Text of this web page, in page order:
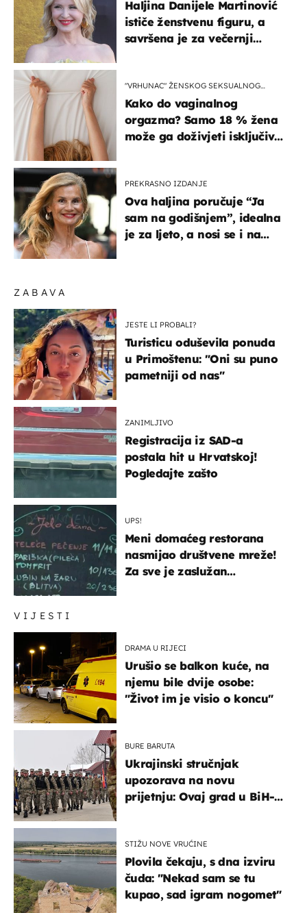
VIJESTI
DRAMA U RIJECI
Urušio se balkon kuće, na
njemu bile dvije osobe:
"Život im je visio o koncu"
BURE BARUTA
Ukrajinski stručnjak
upozorava na novu
prijetnju: Ovaj grad u BiH-u
STIŽU NOVE VRUĆINE
Plovila čekaju, s dna izviru
čuda: "Nekad sam se tu
kupao, sad igram nogomet"
ZABAVA
JESTE LI PROBALI?
Turisticu oduševila ponuda
u Primoštenu: "Oni su puno
pametniji od nas"
ZANIMLJIVO
Registracija iz SAD-a
postala hit u Hrvatskoj!
Pogledajte zašto
UPS!
Meni domaćeg restorana
nasmijao društvene mreže!
Za sve je zaslužan
Haljina Danijele Martinović
ističe ženstvenu figuru, a
savršena je za večernji
"VRHUNAC" ŽENSKOG SEKSUALNOG
Kako do vaginalnog
orgazma? Samo 18 % žena
može ga doživjeti isključivo
PREKRASNO IZDANJE
Ova haljina poručuje “Ja
sam na godišnjem”, idealna
je za ljeto, a nosi se i na